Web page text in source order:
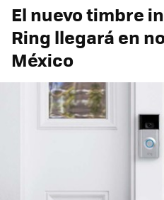
El nuevo timbre
Ring llegará en
México